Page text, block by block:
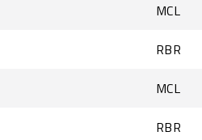
MCL
RBR
MCL
RBR